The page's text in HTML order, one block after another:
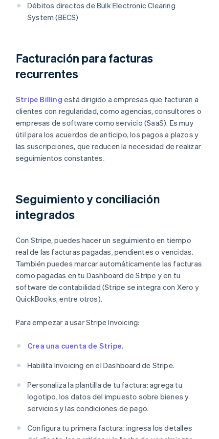
Débitos directos de Bulk Electronic Clearing
System (BECS)
Facturación para facturas
recurrentes
Stripe Billing está dirigido a empresas que facturan a
clientes con regularidad, como agencias, consultores o
empresas de software como servicio (SaaS). Es muy
útil para los acuerdos de anticipo, los pagos a plazos y
las suscripciones, que reducen la necesidad de realizar
seguimientos constantes.
Seguimiento y conciliación
integrados
Con Stripe, puedes hacer un seguimiento en tiempo
real de las facturas pagadas, pendientes o vencidas.
También puedes marcar automáticamente las facturas
como pagadas en tu Dashboard de Stripe y en tu
software de contabilidad (Stripe se integra con Xero y
QuickBooks, entre otros).
Para empezar a usar Stripe Invoicing:
Crea una cuenta de Stripe.
Habilita Invoicing en el Dashboard de Stripe.
Personaliza la plantilla de tu factura: agrega tu
logotipo, los datos del impuesto sobre bienes y
servicios y las condiciones de pago.
Configura tu primera factura: ingresa los detalles